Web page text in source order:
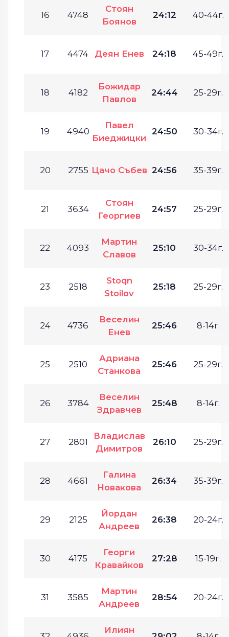
16 4748
Стоян
Боянов
24:12 40-44г.
17 4474 Деян Енев 24:18 45-49г.
18 4182
Божидар
Павлов
24:44 25-29г.
19 4940
Павел
Биеджицки
24:50 30-34г.
20 2755 Цачо Събев 24:56 35-39г.
21 3634
Стоян
Георгиев
24:57 25-29г.
22 4093
Мартин
Славов
25:10 30-34г.
23 2518
Stoqn
Stoilov
25:18 25-29г.
24 4736
Веселин
Енев
25:46 8-14г.
25 2510
Адриана
Станкова
25:46 25-29г.
26 3784
Веселин
Здравчев
25:48 8-14г.
27 2801
Владислав
Димитров
26:10 25-29г.
28 4661
Галина
Новакова
26:34 35-39г.
29 2125
Йордан
Андреев
26:38 20-24г.
30 4175
Георги
Кравайков
27:28 15-19г.
31 3585
Мартин
Андреев
28:54 20-24г.
Илиян